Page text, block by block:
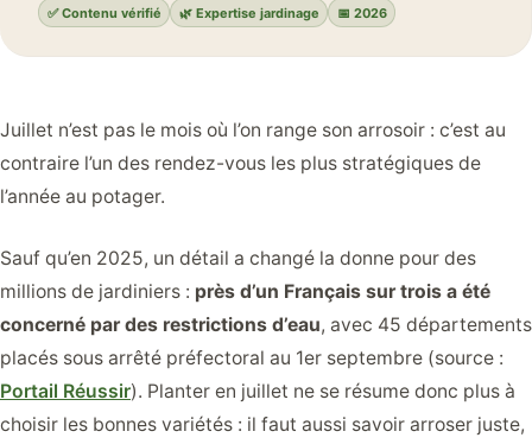
✅ Contenu vérifié 🌿 Expertise jardinage 📅 2026
Juillet n’est pas le mois où l’on range son arrosoir : c’est au
contraire l’un des rendez-vous les plus stratégiques de
l’année au potager.
Sauf qu’en 2025, un détail a changé la donne pour des
millions de jardiniers : près d’un Français sur trois a été
concerné par des restrictions d’eau, avec 45 départements
placés sous arrêté préfectoral au 1er septembre (source :
Portail Réussir). Planter en juillet ne se résume donc plus à
choisir les bonnes variétés : il faut aussi savoir arroser juste,